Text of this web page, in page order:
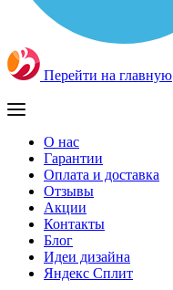
Перейти на главную
О нас
Гарантии
Оплата и доставка
Отзывы
Акции
Контакты
Блог
Идеи дизайна
Яндекс Сплит